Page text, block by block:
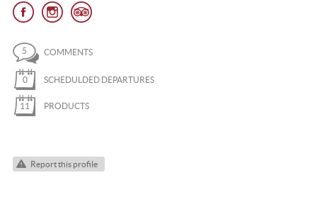
5 COMMENTS
0 SCHEDULDED DEPARTURES
11 PRODUCTS
Report this profile